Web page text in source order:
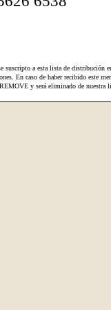
suscripto a esta lista de distribución
En caso de haber recibido este
y será eliminado de nuestra